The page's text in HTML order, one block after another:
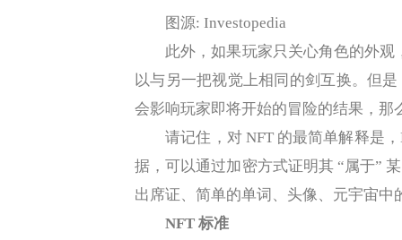
图源: Investopedia
此外，如果玩家只关心角色的外观
以与另一把视觉上相同的剑互换。但
会影响玩家即将开始的冒险的结果，
请记住，对 NFT 的最简单解释是，
据，可以通过加密方式证明其 “属于”
出席证、简单的单词、头像、元宇宙
NFT 标准